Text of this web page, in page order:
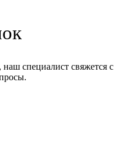
специалист свяжется с